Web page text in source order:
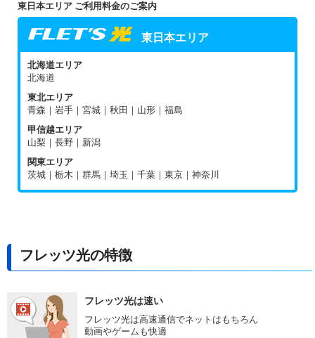
東日本エリア ご利用料金のご案内
東日本エリア
北海道エリア
北海道
東北エリア
青森｜岩手｜宮城｜秋田｜山形｜福島
甲信越エリア
山梨｜長野｜新潟
関東エリア
茨城｜栃木｜群馬｜埼玉｜千葉｜東京｜神奈川
フレッツ光の特徴
フレッツ光は速い
フレッツ光は高速通信でネットはもちろん
動画やゲームも快適